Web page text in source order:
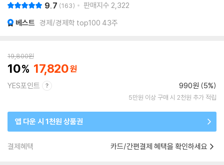
9.7 163 판매지수 2,322
베스트 경제/경제학 top100 43주
19,800원
10 17,820
YES포인트 990원 (5%)
5만원 이상 구매 시 2천원 추가 적립
앱 다운 시 1천원 상품권
결제혜택 카드/간편결제 혜택을 확인하세요